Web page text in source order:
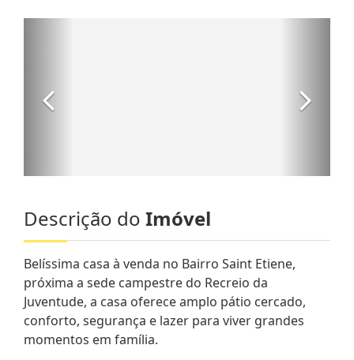
Descrição do Imóvel
Belíssima casa à venda no Bairro Saint Etiene,
próxima a sede campestre do Recreio da
Juventude, a casa oferece amplo pátio cercado,
conforto, segurança e lazer para viver grandes
momentos em família.